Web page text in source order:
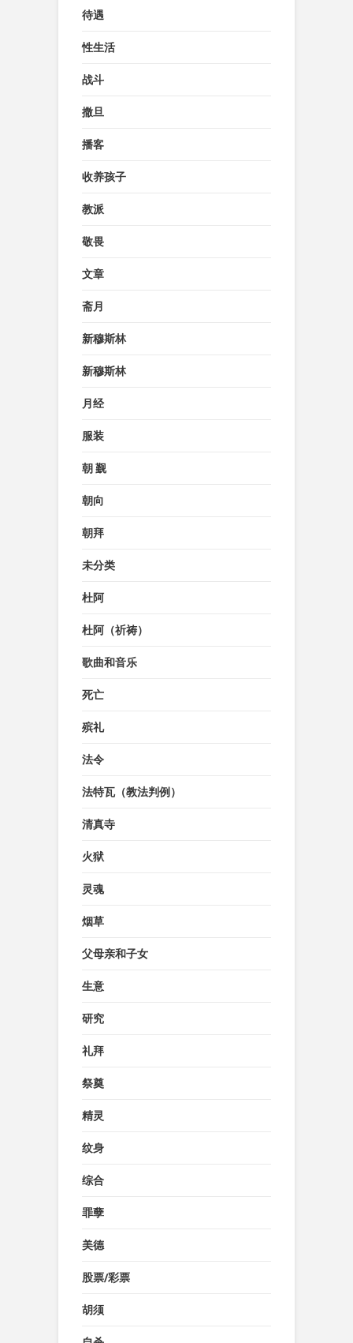
待遇
性生活
战斗
撒旦
播客
收养孩子
教派
敬畏
文章
斋月
新穆斯林
新穆斯林
月经
服装
朝 觐
朝向
朝拜
未分类
杜阿
杜阿（祈祷）
歌曲和音乐
死亡
殡礼
法令
法特瓦（教法判例）
清真寺
火狱
灵魂
烟草
父母亲和子女
生意
研究
礼拜
祭奠
精灵
纹身
综合
罪孽
美德
股票/彩票
胡须